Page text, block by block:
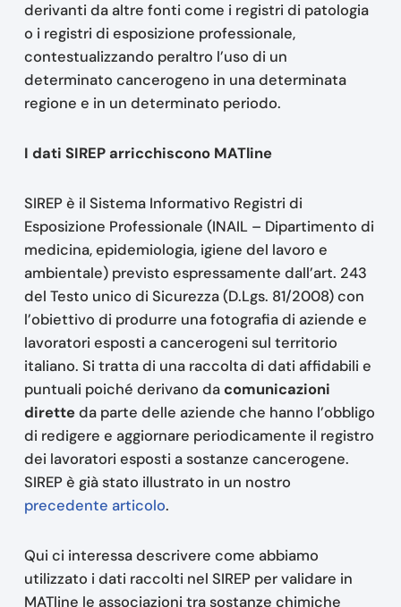
derivanti da altre fonti come i registri di patologia
o i registri di esposizione professionale,
contestualizzando peraltro l’uso di un
determinato cancerogeno in una determinata
regione e in un determinato periodo.
I dati SIREP arricchiscono MATline
SIREP è il Sistema Informativo Registri di
Esposizione Professionale (INAIL – Dipartimento di
medicina, epidemiologia, igiene del lavoro e
ambientale) previsto espressamente dall’art. 243
del Testo unico di Sicurezza (D.Lgs. 81/2008) con
l’obiettivo di produrre una fotografia di aziende e
lavoratori esposti a cancerogeni sul territorio
italiano. Si tratta di una raccolta di dati affidabili e
puntuali poiché derivano dacomunicazioni
diretteda parte delle aziende che hanno l’obbligo
di redigere e aggiornare periodicamente il registro
dei lavoratori esposti a sostanze cancerogene.
SIREP è già stato illustrato in un nostro
precedente articolo.
Qui ci interessa descrivere come abbiamo
utilizzato i dati raccolti nel SIREP per validare in
MATline le associazioni tra sostanze chimiche